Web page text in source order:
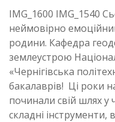
IMG_1600 IMG_1540
неймовірно
родини. Кафедра
землеустрою
«Чернігівська
бакалаврів! Ці роки
починали свій шлях у
складні інструменти,